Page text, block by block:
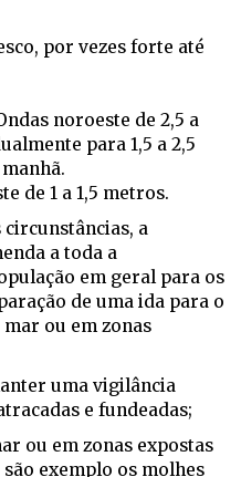
por vezes forte até
noroeste de 2,5 a
para 1,5 a 2,5
de 1 a 1,5 metros.
a
a toda a
em geral para os
de uma ida para o
ou em zonas
uma vigilância
e fundeadas;
ou em zonas expostas
exemplo os molhes